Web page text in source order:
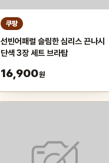
쿠팡
선빈어패럴 슬림한 심리스 끈나시
단색 3장 세트 브라탑
16,900원